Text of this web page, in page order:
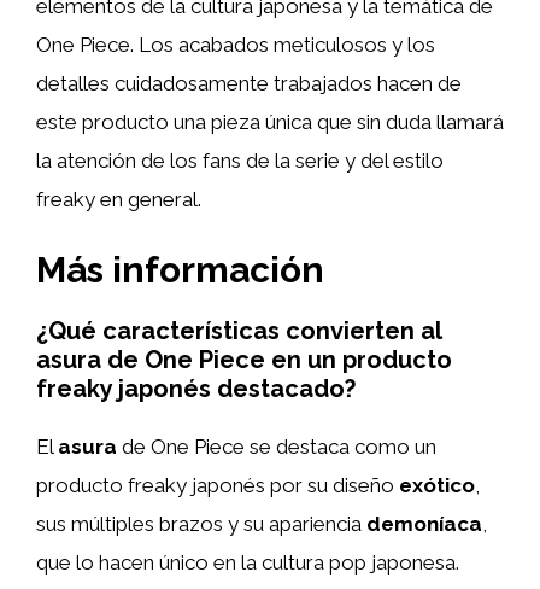
elementos de la cultura japonesa y la temática de
One Piece. Los acabados meticulosos y los
detalles cuidadosamente trabajados hacen de
este producto una pieza única que sin duda llamará
la atención de los fans de la serie y del estilo
freaky en general.
Más información
¿Qué características convierten al
asura de One Piece en un producto
freaky japonés destacado?
El asura de One Piece se destaca como un
producto freaky japonés por su diseño exótico,
sus múltiples brazos y su apariencia demoníaca,
que lo hacen único en la cultura pop japonesa.